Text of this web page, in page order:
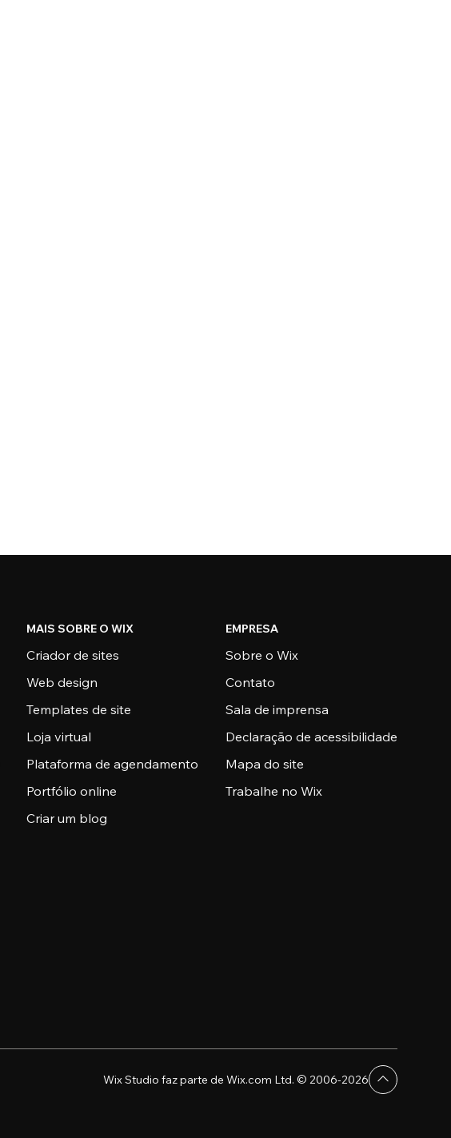
MAIS SOBRE O WIX
Criador de sites
Web design
Templates de site
Loja virtual
Plataforma de agendamento
Portfólio online
Criar um blog
EMPRESA
Sobre o Wix
Contato
Sala de imprensa
Declaração de acessibilidade
Mapa do site
Trabalhe no Wix
Wix Studio faz parte de Wix.com Ltd. © 2006-2026